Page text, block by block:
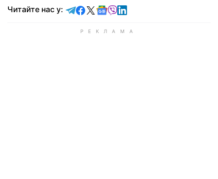
Читайте нас у: Читайте у Telegram
Читайте у Facebook
Читайте у X
Читайте у Google news
Читайте у Viber
Читайте у LinkedIn